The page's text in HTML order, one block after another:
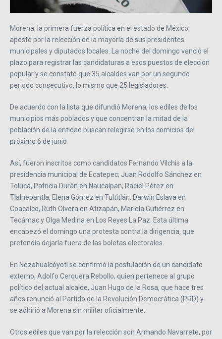
Morena, la primera fuerza política en el estado de México,
apostó por la relección de la mayoría de sus presidentes
municipales y diputados locales. La noche del domingo venció el
plazo para registrar las candidaturas a esos puestos de elección
popular y se constató que 35 alcaldes van por un segundo
periodo consecutivo, lo mismo que 25 legisladores.
De acuerdo con la lista que difundió Morena, los ediles de los
municipios más poblados y que concentran la mitad de la
población de la entidad buscan relegirse en los comicios del
próximo 6 de junio
Así, fueron inscritos como candidatos Fernando Vilchis a la
presidencia municipal de Ecatepec; Juan Rodolfo Sánchez en
Toluca, Patricia Durán en Naucalpan, Raciel Pérez en
Tlalnepantla, Elena Gómez en Tultitlán, Darwin Eslava en
Coacalco, Ruth Olvera en Atizapán, Mariela Gutiérrez en
Tecámac y Olga Medina en Los Reyes La Paz. Esta última
encabezó el domingo una protesta contra la dirigencia, que
pretendía dejarla fuera de las boletas electorales.
En Nezahualcóyotl se confirmó la postulación de un candidato
externo, Adolfo Cerquera Rebollo, quien pertenece al grupo
político del actual alcalde, Juan Hugo de la Rosa, que hace tres
años renunció al Partido de la Revolución Democrática (PRD) y
se adhirió a Morena sin militar oficialmente.
Otros ediles que van por la relección son Armando Navarrete, por